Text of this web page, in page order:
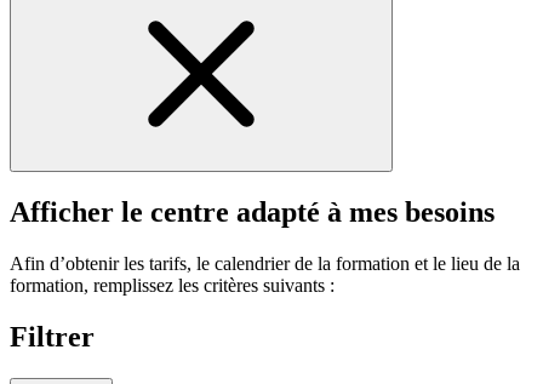
Afficher le centre adapté à mes besoins
Afin d’obtenir les tarifs, le calendrier de la formation et le lieu de la
formation, remplissez les critères suivants :
Filtrer